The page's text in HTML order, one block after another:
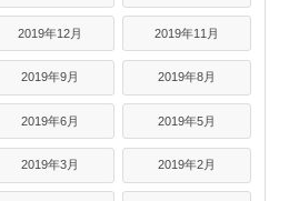
2019年12月 2019年11月
2019年9月 2019年8月
2019年6月 2019年5月
2019年3月 2019年2月